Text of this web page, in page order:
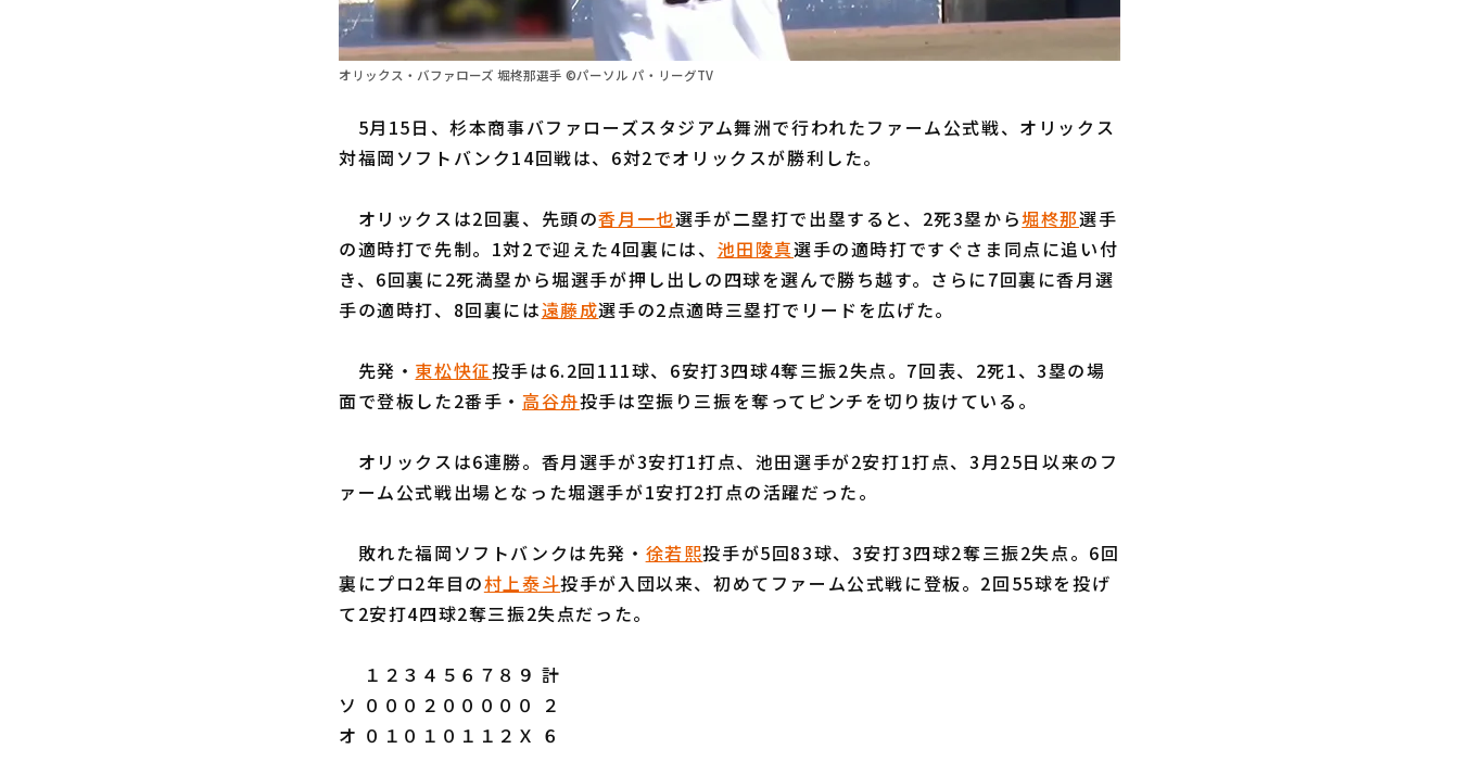
オリックス・バファローズ 堀柊那選手 ©パーソル パ・リーグTV
5月15日、杉本商事バファローズスタジアム舞洲で行われたファーム公式戦、オリックス
対福岡ソフトバンク14回戦は、6対2でオリックスが勝利した。
オリックスは2回裏、先頭の香月一也選手が二塁打で出塁すると、2死3塁から堀柊那選手
の適時打で先制。1対2で迎えた4回裏には、 池田陵真選手の適時打ですぐさま同点に追い付
き、6回裏に2死満塁から堀選手が押し出しの四球を選んで勝ち越す。さらに7回裏に香月選
手の適時打、8回裏には遠藤成選手の2点適時三塁打でリードを広げた。
先発・ 東松快征投手は6.2回111球、6安打3四球4奪三振2失点。7回表、2死1、3塁の場
面で登板した2番手・高谷舟投手は空振り三振を奪ってピンチを切り抜けている。
オリックスは6連勝。香月選手が3安打1打点、池田選手が2安打1打点、3月25日以来のフ
ァーム公式戦出場となった堀選手が1安打2打点の活躍だった。
敗れた福岡ソフトバンクは先発・ 徐若熙投手が5回83球、3安打3四球2奪三振2失点。6回
裏にプロ2年目の村上泰斗投手が入団以来、初めてファーム公式戦に登板。2回55球を投げ
て2安打4四球2奪三振2失点だった。
１２３４５６７８９ 計
ソ ０００２０００００ ２
オ ０１０１０１１２Ｘ ６